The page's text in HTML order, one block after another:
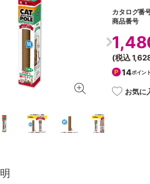
カタログ番
商品番号
(税込
14ポイント
お気に